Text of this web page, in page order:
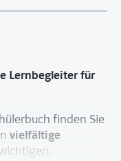
Lernbegleiter für
finden Sie
vielfältige